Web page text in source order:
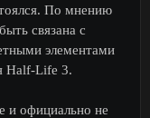
По мнению
связана с
элементами
Half-Life 3.
и официально не